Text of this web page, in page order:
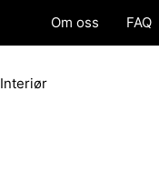
Om oss FAQ
Interiør